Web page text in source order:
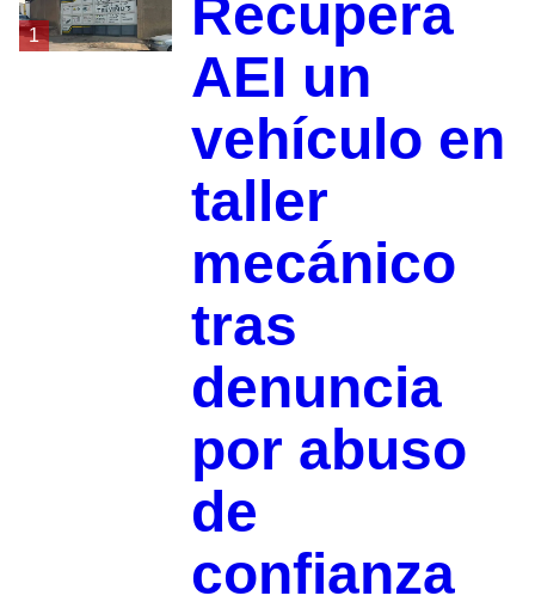
1
Recupera
AEI un
vehículo en
taller
mecánico
tras
denuncia
por abuso
de
confianza